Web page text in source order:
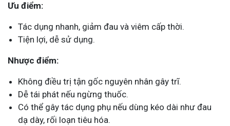
Ưu điểm:
Tác dụng nhanh, giảm đau và viêm cấp thời.
Tiện lợi, dễ sử dụng.
Nhược điểm:
Không điều trị tận gốc nguyên nhân gây trĩ.
Dễ tái phát nếu ngừng thuốc.
Có thể gây tác dụng phụ nếu dùng kéo dài như đau
dạ dày, rối loạn tiêu hóa.